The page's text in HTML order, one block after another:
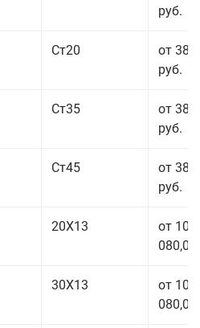
руб.
Ст20
от 38
руб.
Ст35
от 38
руб.
Ст45
от 38
руб.
20Х13
от 103
080,00
30Х13
от 103
080,00